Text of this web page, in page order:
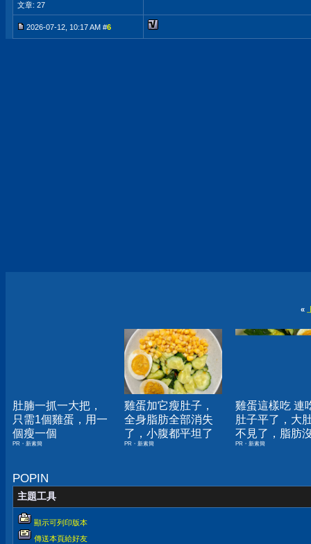
文章: 27
2026-07-12, 10:17 AM #6
«
肚腩一抓一大把，
只需1個雞蛋，用一
個瘦一個
PR・新素簡
雞蛋加它瘦肚子，
全身脂肪全部消失
了，小腹都平坦了
PR・新素簡
雞蛋這樣吃 連
肚子平了，大
不見了，脂肪
了！
PR・新素簡
POPIN
主題工具
顯示可列印版本
傳送本頁給好友